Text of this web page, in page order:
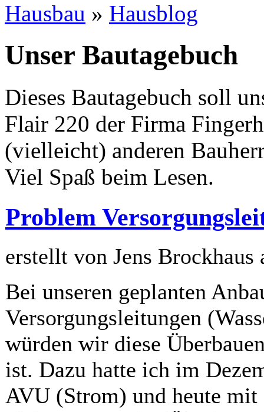
Hausbau » Hausblog
Unser Bautagebuch
Dieses Bautagebuch soll
Flair 220 der Firma
(vielleicht) anderen
Viel Spaß beim Lesen.
Problem
erstellt von Jens Brockhaus
Bei unseren geplanten
Versorgungsleitungen
würden wir diese
ist. Dazu hatte ich im
AVU (Strom) und heute mit